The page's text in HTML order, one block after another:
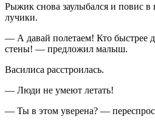
Рыжик снова заулыбался и повис в
лучики.
— А давай полетаем! Кто быстрее
стены! — предложил малыш.
Василиса расстроилась.
— Люди не умеют летать!
— Ты в этом уверена? —